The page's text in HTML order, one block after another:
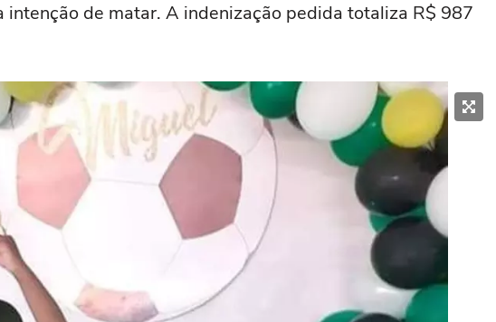
intenção de matar. A indenização pedida totaliza R$ 987